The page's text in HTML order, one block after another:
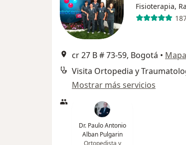
Fisioterapia,
cr 27 B # 73-59, Bogotá • Mapa
Visita Ortopedia y
Mostrar más servicios
Dr. Paulo Antonio
Alban Pulgarin